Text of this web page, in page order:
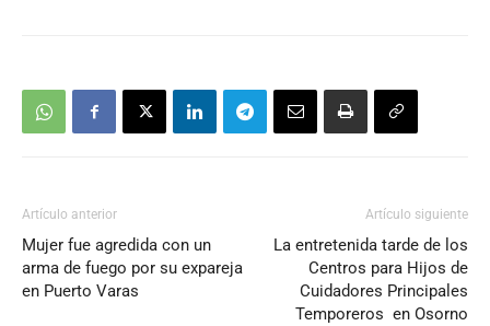
Artículo anterior
Mujer fue agredida con un
arma de fuego por su expareja
en Puerto Varas
Artículo siguiente
La entretenida tarde de los
Centros para Hijos de
Cuidadores Principales
Temporeros en Osorno